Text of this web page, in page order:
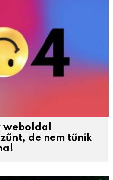
weboldal
de nem tűnik